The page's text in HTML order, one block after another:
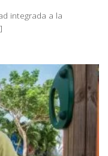
integrada a la